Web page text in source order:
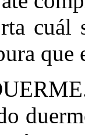
cuál